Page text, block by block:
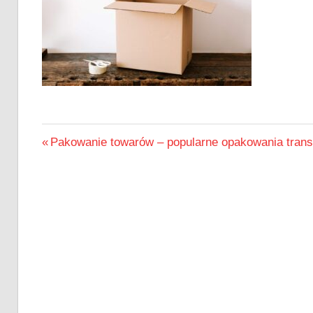
Nawigacja
Previous
Pakowanie towarów – popularne opakowania